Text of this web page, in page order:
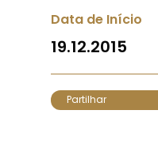
Data de Início
19.12.2015
Partilhar